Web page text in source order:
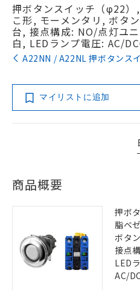
押ボタンスイッチ（φ22
こ形, モーメンタリ, ボタ
台, 接点構成: NO/点灯ユ
白, LEDランプ電圧: AC/
A22NN / A22NL 押ボタンス
マイリストに追加
商品概要
押ボ
脂ベ
ボタ
接点
LED
AC/